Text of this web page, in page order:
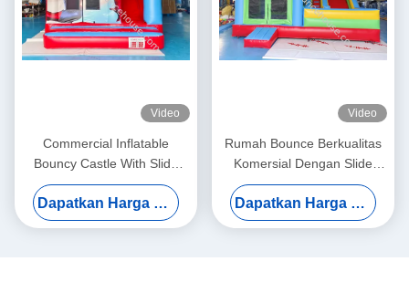
Video
Commercial Inflatable
Bouncy Castle With Slide
Spiderman Bouncy Castle
For Sale
Dapatkan Harga Terbaik
Video
Rumah Bounce Berkualitas
Komersial Dengan Slide
Besar Bouncy Castle Combo
Inflatable
Dapatkan Harga Terbaik